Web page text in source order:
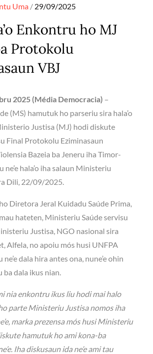
Uma Posted
29/09/2025
Enkontru ho MJ
Protokolu
VBJ
2025 (Média Democracia) –
(MS) hamutuk ho parseriu sira hala’o
Justisa (MJ) hodi diskute
Final Protokolu Eziminasaun
Bazeia ba Jeneru iha Timor-
ne’e hala’o iha salaun Ministeriu
Dili, 22/09/2025.
Diretora Jeral Kuidadu Saúde Prima,
hateten, Ministeriu Saúde servisu
Justisa, NGO nasional sira
Alfela, no apoiu mós husi UNFPA
ne’e dala hira antes ona, nune’e ohin
dala ikus nian.
nia enkontru ikus liu hodi mai halo
parte Ministeriu Justisa nomos iha
marka prezensa mós husi Ministeriu
hamutuk ho ami kona-ba
Iha diskusaun ida ne’e ami tau